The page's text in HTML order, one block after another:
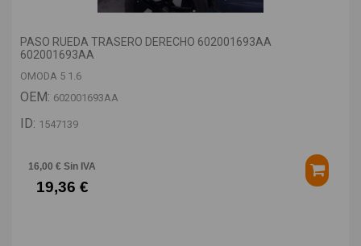
PASO RUEDA TRASERO DERECHO 602001693AA
602001693AA
OMODA 5 1.6
OEM: 602001693AA
ID: 1547139
16,00 € Sin IVA
19,36 €